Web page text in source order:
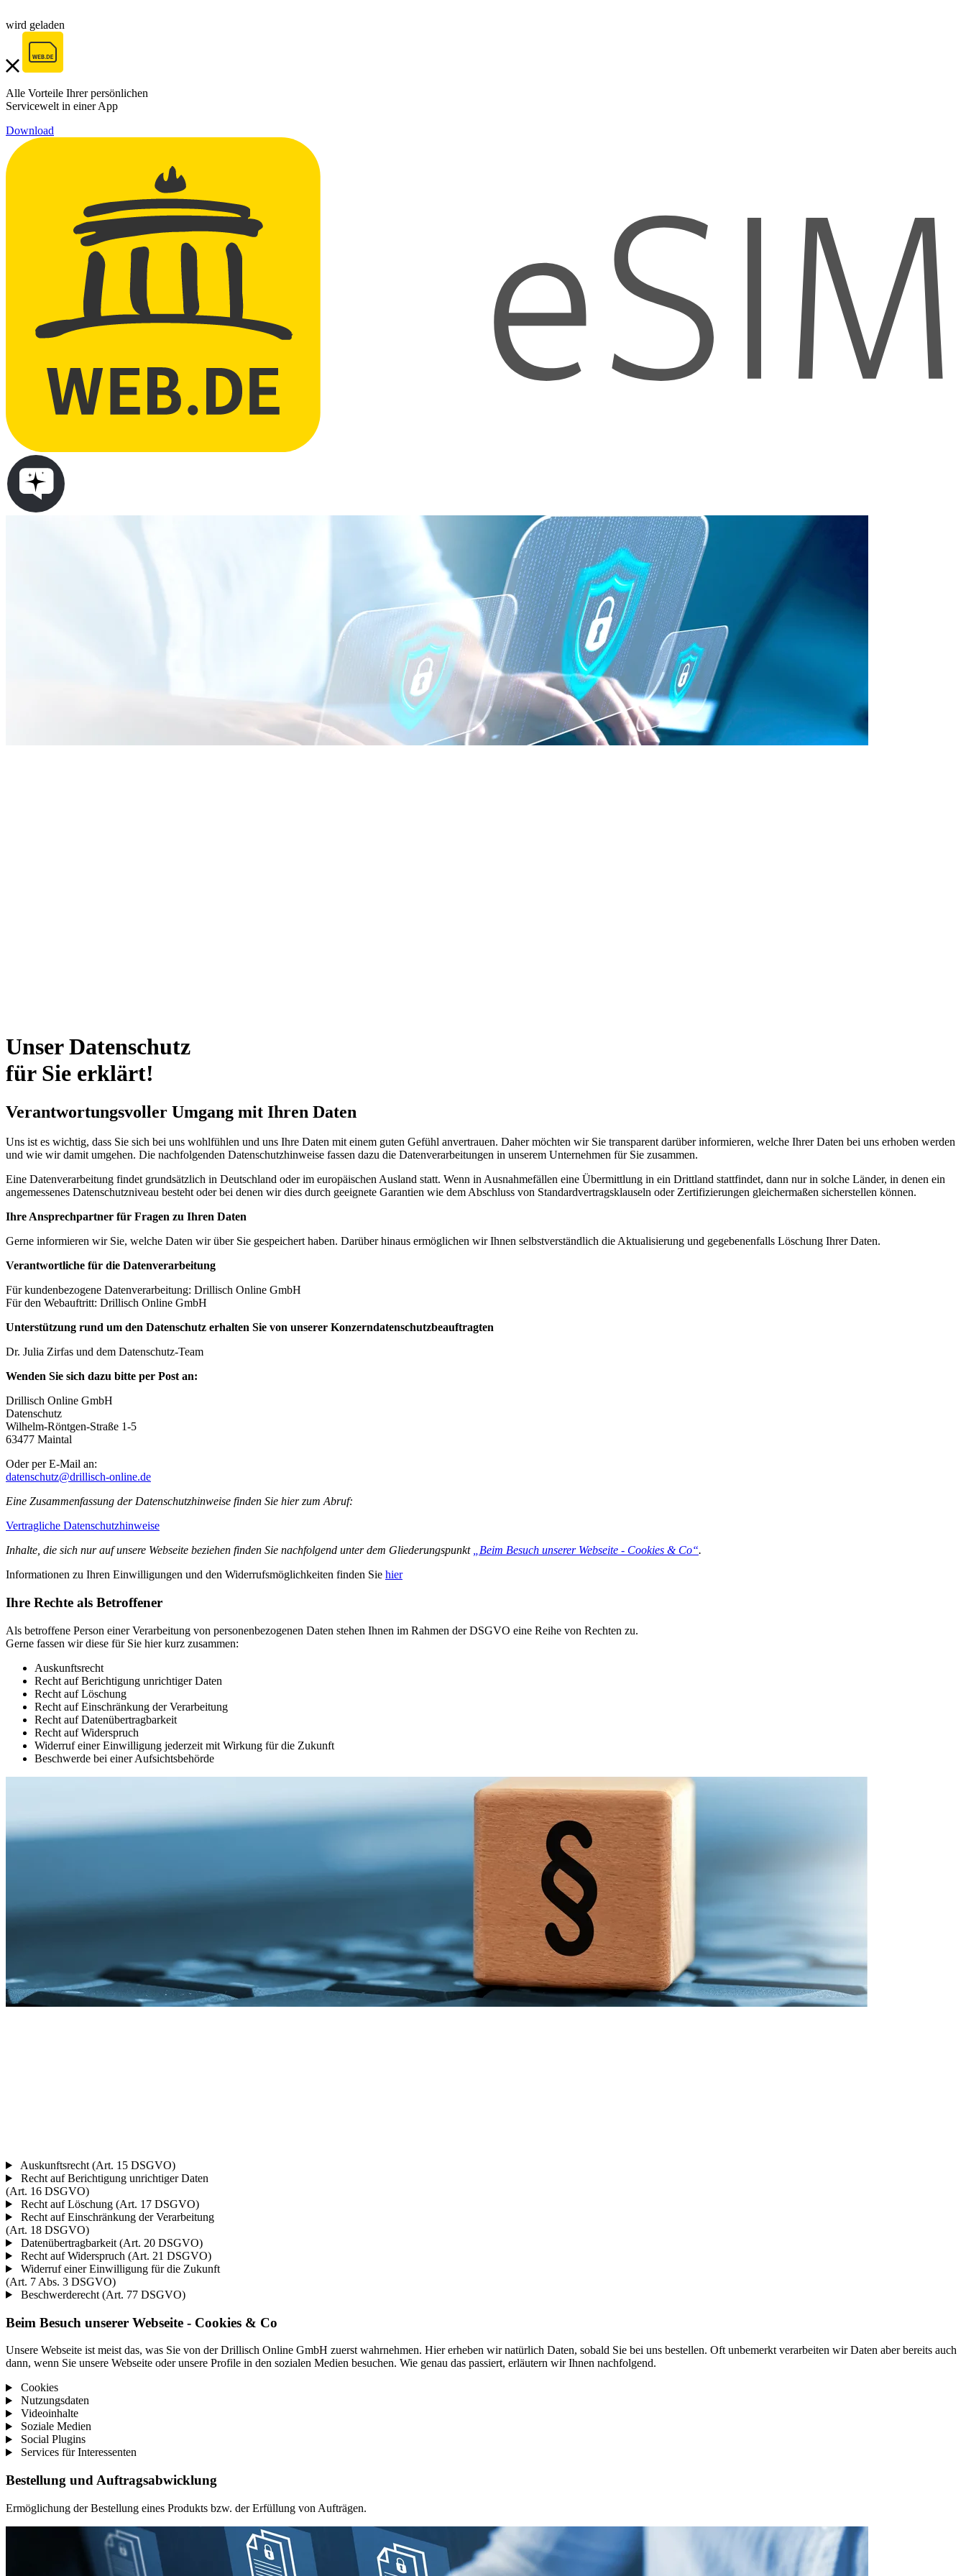
wird geladen
Alle Vorteile Ihrer persönlichen
Servicewelt in einer App
Download
Unser Datenschutz
für Sie erklärt!
Verantwortungsvoller Umgang mit Ihren Daten
Uns ist es wichtig, dass Sie sich bei uns wohlfühlen und uns Ihre Daten mit einem guten Gefühl anvertrauen. Daher möchten wir Sie transparent darüber informieren, welche Ihrer Daten bei uns erhoben werden
und wie wir damit umgehen. Die nachfolgenden Datenschutzhinweise fassen dazu die Datenverarbeitungen in unserem Unternehmen für Sie zusammen.
Eine Datenverarbeitung findet grundsätzlich in Deutschland oder im europäischen Ausland statt. Wenn in Ausnahmefällen eine Übermittlung in ein Drittland stattfindet, dann nur in solche Länder, in denen ein
angemessenes Datenschutzniveau besteht oder bei denen wir dies durch geeignete Garantien wie dem Abschluss von Standardvertragsklauseln oder Zertifizierungen gleichermaßen sicherstellen können.
Ihre Ansprechpartner für Fragen zu Ihren Daten
Gerne informieren wir Sie, welche Daten wir über Sie gespeichert haben. Darüber hinaus ermöglichen wir Ihnen selbstverständlich die Aktualisierung und gegebenenfalls Löschung Ihrer Daten.
Verantwortliche für die Datenverarbeitung
Für kundenbezogene Datenverarbeitung: Drillisch Online GmbH
Für den Webauftritt: Drillisch Online GmbH
Unterstützung rund um den Datenschutz erhalten Sie von unserer Konzerndatenschutzbeauftragten
Dr. Julia Zirfas und dem Datenschutz-Team
Wenden Sie sich dazu bitte per Post an:
Drillisch Online GmbH
Datenschutz
Wilhelm-Röntgen-Straße 1-5
63477 Maintal
Oder per E-Mail an:
datenschutz@drillisch-online.de
Eine Zusammenfassung der Datenschutzhinweise finden Sie hier zum Abruf:
Vertragliche Datenschutzhinweise
Inhalte, die sich nur auf unsere Webseite beziehen finden Sie nachfolgend unter dem Gliederungspunkt „Beim Besuch unserer Webseite - Cookies & Co“.
Informationen zu Ihren Einwilligungen und den Widerrufsmöglichkeiten finden Sie hier
Ihre Rechte als Betroffener
Als betroffene Person einer Verarbeitung von personenbezogenen Daten stehen Ihnen im Rahmen der DSGVO eine Reihe von Rechten zu.
Gerne fassen wir diese für Sie hier kurz zusammen:
Auskunftsrecht
Recht auf Berichtigung unrichtiger Daten
Recht auf Löschung
Recht auf Einschränkung der Verarbeitung
Recht auf Datenübertragbarkeit
Recht auf Widerspruch
Widerruf einer Einwilligung jederzeit mit Wirkung für die Zukunft
Beschwerde bei einer Aufsichtsbehörde
Auskunftsrecht (Art. 15 DSGVO)
Recht auf Berichtigung unrichtiger Daten
(Art. 16 DSGVO)
Recht auf Löschung (Art. 17 DSGVO)
Recht auf Einschränkung der Verarbeitung
(Art. 18 DSGVO)
Datenübertragbarkeit (Art. 20 DSGVO)
Recht auf Widerspruch (Art. 21 DSGVO)
Widerruf einer Einwilligung für die Zukunft
(Art. 7 Abs. 3 DSGVO)
Beschwerderecht (Art. 77 DSGVO)
Beim Besuch unserer Webseite - Cookies & Co
Unsere Webseite ist meist das, was Sie von der Drillisch Online GmbH zuerst wahrnehmen. Hier erheben wir natürlich Daten, sobald Sie bei uns bestellen. Oft unbemerkt verarbeiten wir Daten aber bereits auch
dann, wenn Sie unsere Webseite oder unsere Profile in den sozialen Medien besuchen. Wie genau das passiert, erläutern wir Ihnen nachfolgend.
Cookies
Nutzungsdaten
Videoinhalte
Soziale Medien
Social Plugins
Services für Interessenten
Bestellung und Auftragsabwicklung
Ermöglichung der Bestellung eines Produkts bzw. der Erfüllung von Aufträgen.